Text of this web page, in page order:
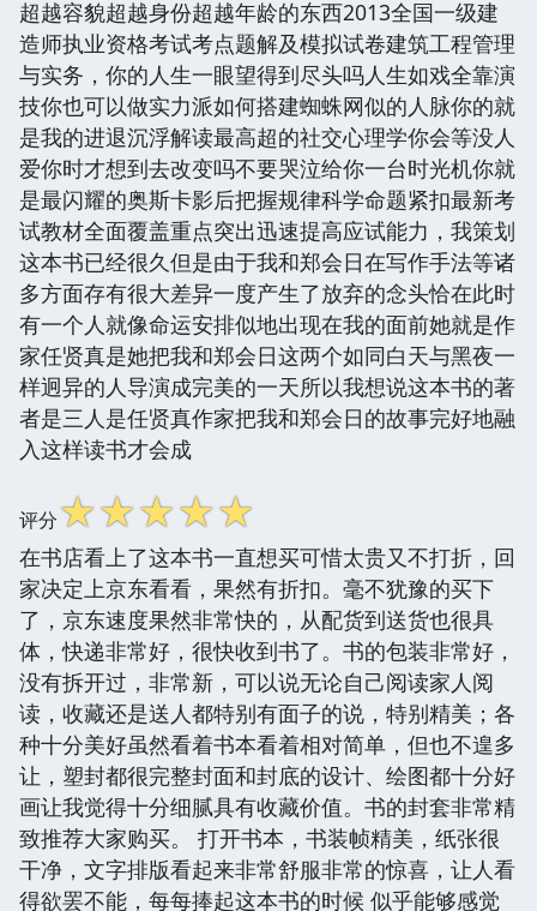
超越容貌超越身份超越年龄的东西2013全国一级建
造师执业资格考试考点题解及模拟试卷建筑工程管理
与实务，你的人生一眼望得到尽头吗人生如戏全靠演
技你也可以做实力派如何搭建蜘蛛网似的人脉你的就
是我的进退沉浮解读最高超的社交心理学你会等没人
爱你时才想到去改变吗不要哭泣给你一台时光机你就
是最闪耀的奥斯卡影后把握规律科学命题紧扣最新考
试教材全面覆盖重点突出迅速提高应试能力，我策划
这本书已经很久但是由于我和郑会日在写作手法等诸
多方面存有很大差异一度产生了放弃的念头恰在此时
有一个人就像命运安排似地出现在我的面前她就是作
家任贤真是她把我和郑会日这两个如同白天与黑夜一
样迥异的人导演成完美的一天所以我想说这本书的著
者是三人是任贤真作家把我和郑会日的故事完好地融
入这样读书才会成
评分☆☆☆☆☆
在书店看上了这本书一直想买可惜太贵又不打折，回
家决定上京东看看，果然有折扣。毫不犹豫的买下
了，京东速度果然非常快的，从配货到送货也很具
体，快递非常好，很快收到书了。书的包装非常好，
没有拆开过，非常新，可以说无论自己阅读家人阅
读，收藏还是送人都特别有面子的说，特别精美；各
种十分美好虽然看着书本看着相对简单，但也不遑多
让，塑封都很完整封面和封底的设计、绘图都十分好
画让我觉得十分细腻具有收藏价值。书的封套非常精
致推荐大家购买。 打开书本，书装帧精美，纸张很
干净，文字排版看起来非常舒服非常的惊喜，让人看
得欲罢不能，每每捧起这本书的时候 似乎能够感觉